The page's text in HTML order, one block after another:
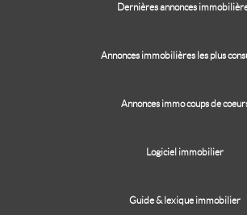
Dernières annonces
Annonces immobilières les plus
Annonces immo coups de
Logiciel immobilier
Guide & lexique immobilier